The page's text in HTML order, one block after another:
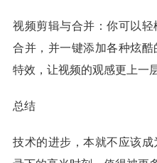
视频剪辑与合并：你可以轻
合并，并一键添加各种炫
特效，让视频的观感更上一
总结
技术的进步，本就不应该